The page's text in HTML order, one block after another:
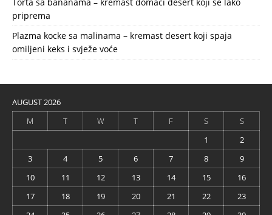
priprema
Plazma kocke sa malinama – kremast desert koji spaja
omiljeni keks i svježe voće
AUGUST 2026
M
T W T F S
S
1
2
3
4 5 6 7 8
9
10
11 12 13 14 15
16
17
18 19 20 21 22
23